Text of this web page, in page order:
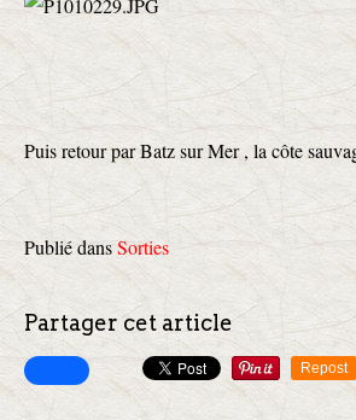
Puis retour par Batz sur Mer , la côte
Publié dansSorties
Partager cet article
Repost